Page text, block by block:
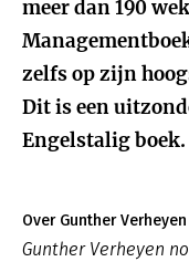
meer dan 190
zelfs op zijn
Dit is een
Engelstalig boek.
Over Gunther Verheyen
Gunther Verheyen